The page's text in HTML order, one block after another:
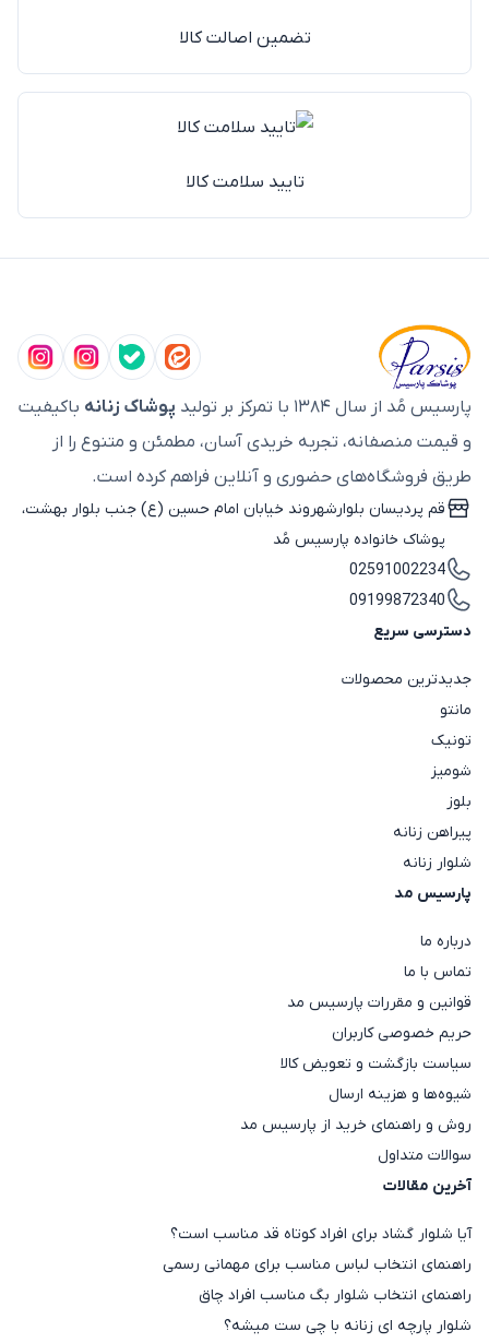
تضمین اصالت کالا
تایید سلامت کالا
پارسیس مُد از سال ۱۳۸۴ با تمرکز بر تولید پوشاک زنانه باکیفیت
و قیمت منصفانه، تجربه خریدی آسان، مطمئن و متنوع را از
طریق فروشگاه‌های حضوری و آنلاین فراهم کرده است.
قم پردیسان بلوارشهروند خیابان امام حسین (ع) جنب بلوار بهشت،
پوشاک خانواده پارسیس مُد
02591002234
09199872340
دسترسی سریع
جدیدترین محصولات
مانتو
تونیک
شومیز
بلوز
پیراهن زنانه
شلوار زنانه
پارسیس مد
درباره ما
تماس با ما
قوانین و مقررات پارسیس مد
حریم خصوصی کاربران
سیاست بازگشت و تعویض کالا
شیوه‌ها و هزینه ارسال
روش و راهنمای خرید از پارسیس مد
سوالات متداول
آخرین مقالات
آیا شلوار گشاد برای افراد کوتاه قد مناسب است؟
راهنمای انتخاب لباس مناسب برای مهمانی رسمی
راهنمای انتخاب شلوار بگ مناسب افراد چاق
شلوار پارچه ای زنانه با چی ست میشه؟